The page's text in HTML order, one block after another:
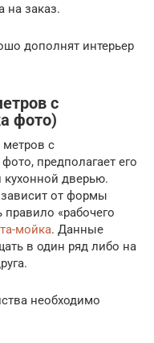
на заказ.
дополнят интерьер
с
фото)
метров с
предполагает его
дверью.
от формы
правило «рабочего
мойка. Данные
в один ряд либо на
необходимо